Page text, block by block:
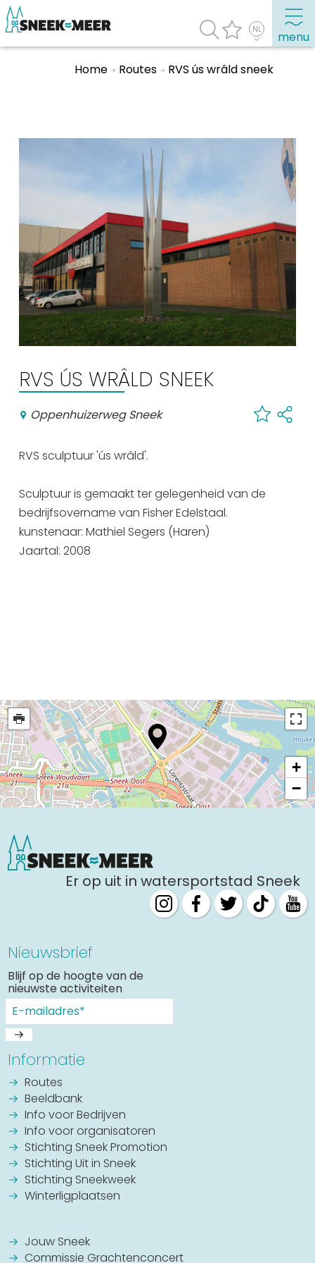
menu
Toeristische informatie
Winkelen, uitgaan en doen
Eten, drinken & uitgaan
Watersport
Overnachten
Winkelen
Arrangementen
De Friese meren
Other languages
UITagenda
Routes
Webcams
De leukste routes
Interactieve plattegrond van Sneek
Winkelen in Sneek
Bootverhuur
Home Routes RVS ús wrâld sneek
RVS ÚS WRÂLD SNEEK
Oppenhuizerweg Sneek
RVS sculptuur 'ús wrâld'.
Sculptuur is gemaakt ter gelegenheid van de
bedrijfsovername van Fisher Edelstaal.
kunstenaar: Mathiel Segers (Haren)
Jaartal: 2008
+
−
Er op uit in watersportstad Sneek
Nieuwsbrief
Blijf op de hoogte van de
nieuwste activiteiten
Informatie
Routes
Beeldbank
Info voor Bedrijven
Info voor organisatoren
Stichting Sneek Promotion
Stichting Uit in Sneek
Stichting Sneekweek
Winterligplaatsen
Jouw Sneek
Commissie Grachtenconcert